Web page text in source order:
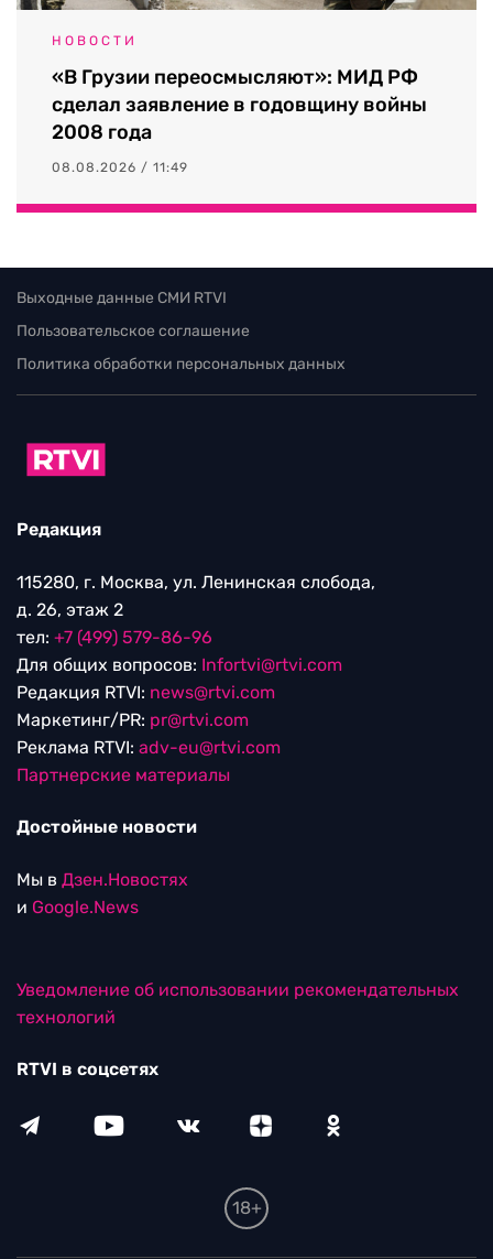
НОВОСТИ
«В Грузии переосмысляют»: МИД РФ
сделал заявление в годовщину войны
2008 года
08.08.2026 / 11:49
Выходные данные СМИ RTVI
Пользовательское соглашение
Политика обработки персональных данных
Редакция
115280, г. Москва, ул. Ленинская слобода,
д. 26, этаж 2
тел: +7 (499) 579-86-96
Для общих вопросов: Infortvi@rtvi.com
Редакция RTVI: news@rtvi.com
Маркетинг/PR: pr@rtvi.com
Реклама RTVI: adv-eu@rtvi.com
Партнерские материалы
Достойные новости
Мы в Дзен.Новостях
и Google.News
Уведомление об использовании рекомендательных
технологий
RTVI в соцсетях
18+